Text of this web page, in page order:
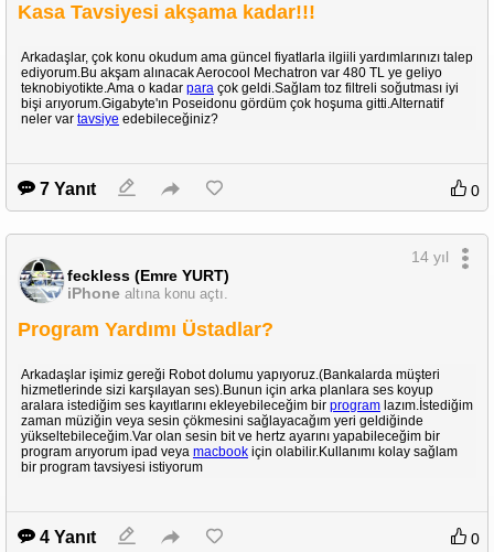
Kasa Tavsiyesi akşama kadar!!!
Arkadaşlar, çok konu okudum ama güncel fiyatlarla ilgiili yardımlarınızı talep
ediyorum.Bu akşam alınacak Aerocool Mechatron var 480 TL ye geliyo
teknobiyotikte.Ama o kadar para çok geldi.Sağlam toz filtreli soğutması iyi
bişi arıyorum.Gigabyte'ın Poseidonu gördüm çok hoşuma gitti.Alternatif
neler var tavsiye edebileceğiniz?
7 Yanıt 0
feckless (Emre YURT)
iPhone altına konu açtı.
14 yıl
Program Yardımı Üstadlar?
Arkadaşlar işimiz gereği Robot dolumu yapıyoruz.(Bankalarda müşteri
hizmetlerinde sizi karşılayan ses).Bunun için arka planlara ses koyup
aralara istediğim ses kayıtlarını ekleyebileceğim bir program lazım.İstediğim
zaman müziğin veya sesin çökmesini sağlayacağım yeri geldiğinde
yükseltebileceğim.Var olan sesin bit ve hertz ayarını yapabileceğim bir
program arıyorum ipad veya macbook için olabilir.Kullanımı kolay sağlam
bir program tavsiyesi istiyorum
4 Yanıt 0